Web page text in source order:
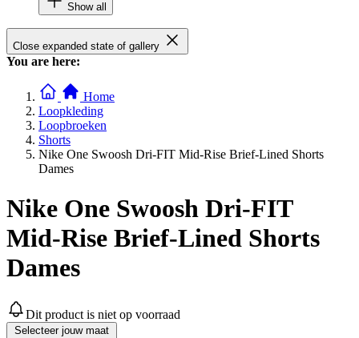
Show all
Close expanded state of gallery
You are here:
Home
Loopkleding
Loopbroeken
Shorts
Nike One Swoosh Dri-FIT Mid-Rise Brief-Lined Shorts
Dames
Nike One Swoosh Dri-FIT
Mid-Rise Brief-Lined Shorts
Dames
Dit product is niet op voorraad
Selecteer jouw maat